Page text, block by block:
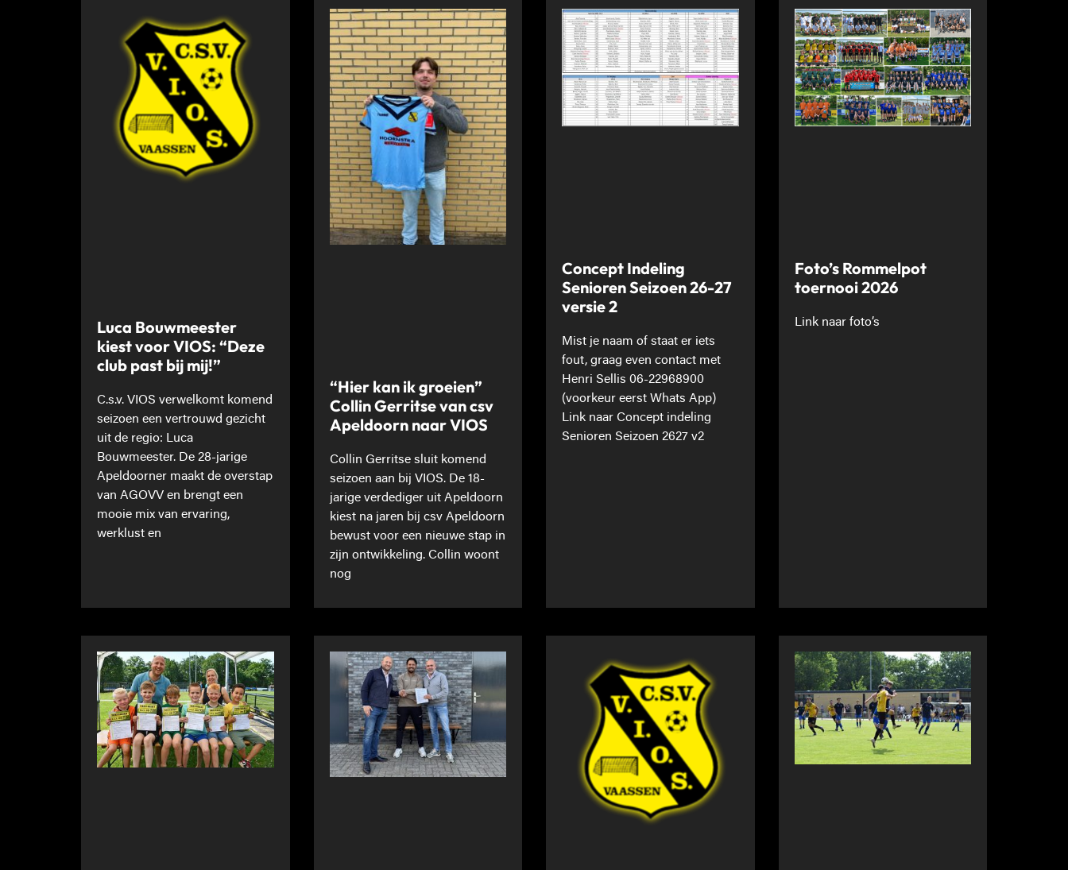
Luca Bouwmeester
kiest voor VIOS: “Deze
club past bij mij!”
C.s.v. VIOS verwelkomt komend
seizoen een vertrouwd gezicht
uit de regio: Luca
Bouwmeester. De 28-jarige
Apeldoorner maakt de overstap
van AGOVV en brengt een
mooie mix van ervaring,
werklust en
“Hier kan ik groeien”
Collin Gerritse van csv
Apeldoorn naar VIOS
Collin Gerritse sluit komend
seizoen aan bij VIOS. De 18-
jarige verdediger uit Apeldoorn
kiest na jaren bij csv Apeldoorn
bewust voor een nieuwe stap in
zijn ontwikkeling. Collin woont
nog
Concept Indeling
Senioren Seizoen 26-27
versie 2
Mist je naam of staat er iets
fout, graag even contact met
Henri Sellis 06-22968900
(voorkeur eerst Whats App)
Link naar Concept indeling
Senioren Seizoen 2627 v2
Foto’s Rommelpot
toernooi 2026
Link naar foto’s